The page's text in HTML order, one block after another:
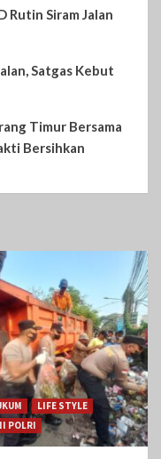
Rutin Siram Jalan
Satgas Kebut
Timur Bersama
Bersihkan
LIFE STYLE
POLRI